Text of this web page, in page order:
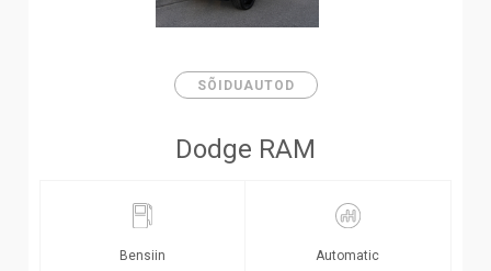
SÕIDUAUTOD
Dodge RAM
Bensiin Automatic